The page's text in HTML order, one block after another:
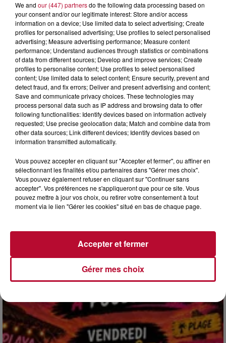
4 août 2026
FÊTE DE LA POLYNÉSIE À VILLEVEYRAC
4 août 2026
HÉRAULT, PYRÉNÉES-ORIENTALES : TROIS
Pas besoin de bouteilles de plongée lourdes ni de diplômes
complexes pour observer la vie sous-marine. Cet été, un
We and our (447) partnersdo the following data processing based on
your consent and/or our legitimate interest: Store and/or access
information on a device; Use limited data to select advertising; Create
profiles for personalised advertising; Use profiles to select personalised
advertising; Measure advertising performance; Measure content
performance; Understand audiences through statistics or combinations
of data from different sources; Develop and improve services; Create
profiles to personalise content; Use profiles to select personalised
content; Use limited data to select content; Ensure security, prevent and
detect fraud, and fix errors; Deliver and present advertising and content;
Save and communicate privacy choices. These technologies may
process personal data such as IP address and browsing data to offer
following functionalities: Identify devices based on information actively
requested; Use precise geolocation data; Match and combine data from
other data sources; Link different devices; Identify devices based on
information transmitted automatically.
Vous pouvez accepter en cliquant sur "Accepter et fermer", ou affiner en
sélectionnant les finalités et/ou partenaires dans "Gérer mes choix".
Vous pouvez également refuser en cliquant sur "Continuer sans
accepter". Vos préférences ne s'appliqueront que pour ce site. Vous
pouvez mettre à jour vos choix, ou retirer votre consentement à tout
moment via le lien "Gérer les cookies" situé en bas de chaque page.
Gérer mes choix
Accepter et fermer